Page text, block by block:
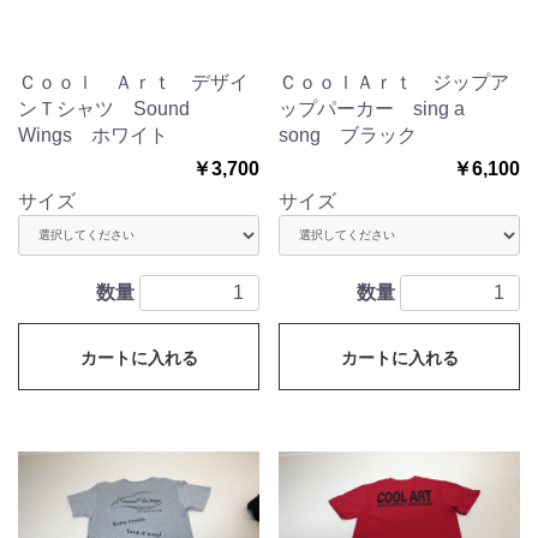
Ｃｏｏｌ Ａｒｔ デザイ
ンＴシャツ Sound
Wings ホワイト
￥3,700
サイズ
数量
カートに入れる
ＣｏｏｌＡｒｔ ジップア
ップパーカー sing a
song ブラック
￥6,100
サイズ
数量
カートに入れる